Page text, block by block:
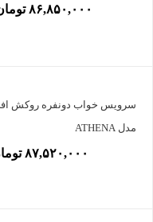
۸۶,۸۵۰,۰۰۰ تومان
سرویس خواب دونفره روکش
مدل ATHENA
۸۷,۵۲۰,۰۰۰ تومان